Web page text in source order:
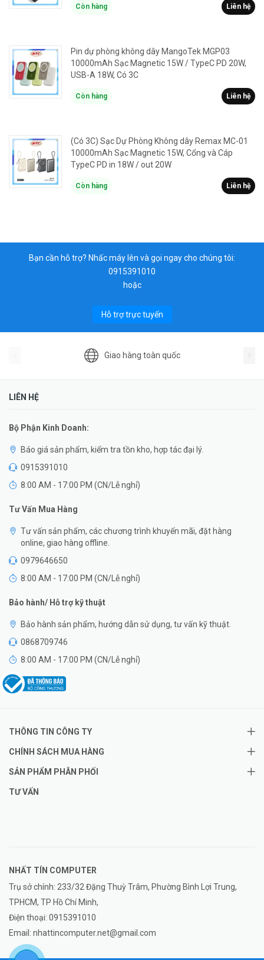
Còn hàng Liên hệ
Pin dự phòng không dây MangoTek MGP03
10000mAh Sạc Magnetic 15W / TypeC PD 20W,
USB-A 18W, Có 3C
Còn hàng Liên hệ
(Có 3C) Sạc Dự Phòng Không dây Remax MC-01
10000mAh Sạc Magnetic 15W, Cổng và Cáp
TypeC PD in 18W / out 20W
Còn hàng Liên hệ
Bạn cần hỗ trợ? Nhấc máy lên và gọi ngay cho chúng tôi:
0915391010
hoặc
Hỗ trợ trực tuyến
Giao hàng toàn quốc
LIÊN HỆ
Bộ Phận Kinh Doanh:
Báo giá sản phẩm, kiểm tra tồn kho, hợp tác đại lý.
0915391010
8:00 AM - 17:00 PM (CN/Lễ nghỉ)
Tư Vấn Mua Hàng
Tư vấn sản phẩm, các chương trình khuyến mãi, đặt hàng
online, giao hàng offline.
0979646650
8:00 AM - 17:00 PM (CN/Lễ nghỉ)
Bảo hành/ Hỗ trợ kỹ thuật
Bảo hành sản phẩm, hướng dẫn sử dụng, tư vấn kỹ thuật.
0868709746
8:00 AM - 17:00 PM (CN/Lễ nghỉ)
THÔNG TIN CÔNG TY
CHÍNH SÁCH MUA HÀNG
SẢN PHẨM PHÂN PHỐI
TƯ VẤN
NHẤT TÍN COMPUTER
Trụ sở chính: 233/32 Đặng Thuỳ Trâm, Phường Bình Lợi Trung,
TPHCM, TP Hồ Chí Minh,
Điện thoại: 0915391010
Email: nhattincomputer.net@gmail.com